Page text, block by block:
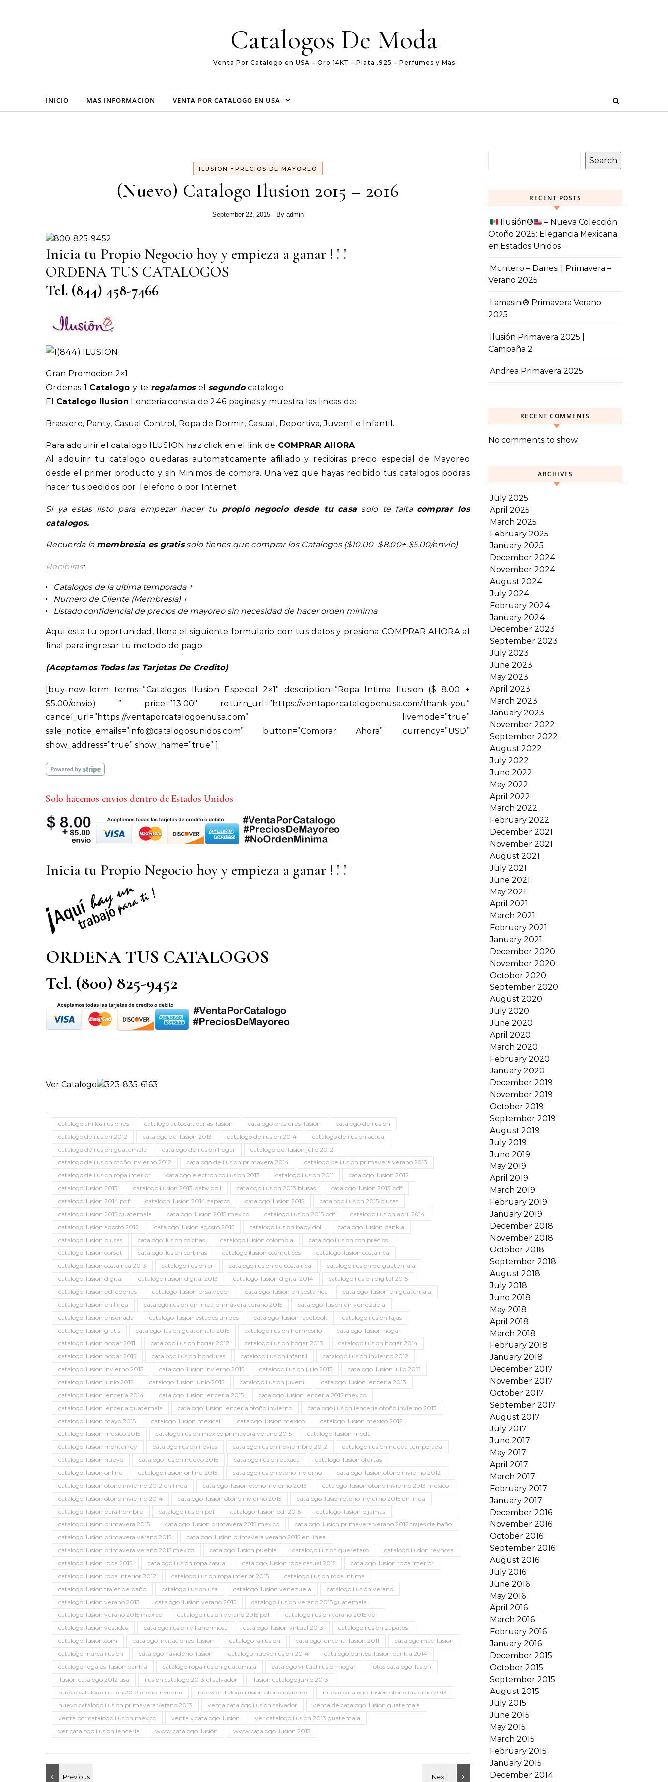
Catalogos De Moda
Venta Por Catalogo en USA – Oro 14KT – Plata .925 – Perfumes y Mas
INICIO MAS INFORMACION VENTA POR CATALOGO EN USA
ILUSION - PRECIOS DE MAYOREO
(Nuevo) Catalogo Ilusion 2015 – 2016
September 22, 2015 - By admin
Inicia tu Propio Negocio hoy y empieza a ganar ! ! !
ORDENA TUS CATALOGOS
Tel. (844) 458-7466
Gran Promocion 2×1
Ordenas 1 Catalogoy te regalamos el segundocatalogo
El Catalogo Ilusion Lenceria consta de 246 paginas y muestra las lineas de:
Brassiere, Panty, Casual Control, Ropa de Dormir, Casual, Deportiva, Juvenil e Infantil.
Para adquirir el catalogo ILUSION haz click en el link de COMPRAR AHORA
Al adquirir tu catalogo quedaras automaticamente afiliado y recibiras precio especial de Mayoreo
desde el primer producto y sin Minimos de compra. Una vez que hayas recibido tus catalogos podras
hacer tus pedidos por Telefono o por Internet.
Si ya estas listo para empezar hacer tu propio negocio desde tu casasolo te falta comprar los
catalogos.
Recuerda la membresia es gratissolo tienes que comprar los Catalogos ($10.00$8.00+ $5.00/envio)
Recibiras:
Catalogos de la ultima temporada +
Numero de Cliente (Membresia) +
Listado confidencial de precios de mayoreo sin necesidad de hacer orden minima
Aqui esta tu oportunidad, llena el siguiente formulario con tus datos y presiona COMPRAR AHORA al
final para ingresar tu metodo de pago.
(Aceptamos Todas las Tarjetas De Credito)
[buy-now-form terms=”Catalogos Ilusion Especial 2×1″ description=”Ropa Intima Ilusion ($ 8.00 +
$5.00/envio) ” price=”13.00″ return_url=”https://ventaporcatalogoenusa.com/thank-you”
cancel_url=”https://ventaporcatalogoenusa.com” livemode=”true”
sale_notice_emails=”info@catalogosunidos.com” button=”Comprar Ahora” currency=”USD”
show_address=”true” show_name=”true” ]
Solo hacemos envios dentro de Estados Unidos
Inicia tu Propio Negocio hoy y empieza a ganar ! ! !
ORDENA TUS CATALOGOS
Tel. (800) 825-9452
Ver Catalogo
catalogo anillos ilusiones catalogo autocaravanas ilusion catalogo brasieres ilusion
catalogo de ilusion
catalogo de ilusion 2012
catalogo de ilusion 2013 catalogo de ilusion 2014
catalogo de ilusion actual
catalogo de ilusion guatemala
catalogo de ilusion hogar
catalogo de ilusion julio 2012
catalogo de ilusion otoño invierno 2012
catalogo de ilusion primavera 2014
catalogo de ilusion primavera verano 2013
catalogo de ilusion ropa interior
catalogo electronico ilusion 2013 catalogo ilusion 2011
catalogo ilusion 2012
catalogo ilusion 2013
catalogo ilusion 2013 baby doll catalogo ilusion 2013 blusas
catalogo ilusion 2013 pdf
catalogo ilusion 2014 pdf
catalogo ilusion 2014 zapatos catalogo ilusion 2015
catalogo ilusion 2015 blusas
catalogo ilusion 2015 guatemala
catalogo ilusion 2015 mexico catalogo ilusion 2015 pdf
catalogo ilusion abril 2014
catalogo ilusion agosto 2012
catalogo ilusion agosto 2015 catalogo ilusion baby doll
catalogo ilusion bankia
catalogo ilusion blusas
catalogo ilusion colchas catalogo ilusion colombia
catalogo ilusion con precios
catalogo ilusion corset
catalogo ilusion cortinas catalogo ilusion cosmeticos
catalogo ilusion costa rica
catalogo ilusion costa rica 2013
catalogo ilusion cr catalogo ilusion de costa rica
catalogo ilusion de guatemala
catalogo ilusion digital
catalogo ilusion digital 2013 catalogo ilusion digital 2014
catalogo ilusion digital 2015
catalogo ilusion edredones
catalogo ilusion el salvador catalogo ilusion en costa rica
catalogo ilusion en guatemala
catalogo ilusion en linea
catalogo ilusion en linea primavera verano 2015
catalogo ilusion en venezuela
catalogo ilusion ensenada
catalogo ilusion estados unidos catalogo ilusion facebook
catalogo ilusion fajas
catalogo ilusion gratis
catalogo ilusion guatemala 2015 catalogo ilusion hermosillo
catalogo ilusion hogar
catalogo ilusion hogar 2011
catalogo ilusion hogar 2012 catalogo ilusion hogar 2013
catalogo ilusion hogar 2014
catalogo ilusion hogar 2015
catalogo ilusion honduras catalogo ilusion infantil
catalogo ilusion invierno 2012
catalogo ilusion invierno 2013
catalogo ilusion invierno 2015 catalogo ilusion julio 2013
catalogo ilusion julio 2015
catalogo ilusion junio 2012
catalogo ilusion junio 2015 catalogo ilusion juvenil
catalogo ilusion lenceria 2013
catalogo ilusion lenceria 2014
catalogo ilusion lenceria 2015
catalogo ilusion lenceria 2015 mexico
catalogo ilusion lenceria guatemala
catalogo ilusion lenceria otoño invierno
catalogo ilusion lenceria otoño invierno 2013
catalogo ilusion mayo 2015
catalogo ilusion mexicali catalogo ilusion mexico
catalogo ilusion mexico 2012
catalogo ilusion mexico 2015
catalogo ilusion mexico primavera verano 2015
catalogo ilusion moda
catalogo ilusion monterrey
catalogo ilusion novias catalogo ilusion noviembre 2012
catalogo ilusion nueva temporada
catalogo ilusion nuevo
catalogo ilusion nuevo 2015 catalogo ilusion oaxaca
catalogo ilusion ofertas
catalogo ilusion online
catalogo ilusion online 2015 catalogo ilusion otoño invierno
catalogo ilusion otoño invierno 2012
catalogo ilusion otoño invierno 2012 en linea
catalogo ilusion otoño invierno 2013
catalogo ilusion otoño invierno 2013 mexico
catalogo ilusion otoño invierno 2014
catalogo ilusion otoño invierno 2015
catalogo ilusion otoño invierno 2015 en linea
catalogo ilusion para hombre
catalogo ilusion pdf catalogo ilusion pdf 2015
catalogo ilusion pijamas
catalogo ilusion primavera 2015
catalogo ilusion primavera 2015 mexico
catalogo ilusion primavera verano 2012 trajes de baño
catalogo ilusion primavera verano 2015
catalogo ilusion primavera verano 2015 en linea
catalogo ilusion primavera verano 2015 mexico
catalogo ilusion puebla catalogo ilusion queretaro
catalogo ilusion reynosa
catalogo ilusion ropa 2015
catalogo ilusion ropa casual catalogo ilusion ropa casual 2015
catalogo ilusion ropa interior
catalogo ilusion ropa interior 2012
catalogo ilusion ropa interior 2015
catalogo ilusion ropa intima
catalogo ilusion trajes de baño
catalogo ilusion usa catalogo ilusion venezuela
catálogo ilusión verano
catalogo ilusion verano 2013
catalogo ilusion verano 2015
catalogo ilusion verano 2015 guatemala
catalogo ilusion verano 2015 mexico
catalogo ilusion verano 2015 pdf
catalogo ilusion verano 2015 ver
catalogo ilusion vestidos
catalogo ilusion villahermosa catalogo ilusion virtual 2013
catalogo ilusion zapatos
catalogo ilusion.com
catalogo invitaciones ilusion catalogo la ilusion catalogo lenceria ilusion 2011
catalogo mac ilusion
catalogo marca ilusion
catalogo navideño ilusion catalogo nuevo ilusion 2014
catalogo puntos ilusion bankia 2014
catalogo regalos ilusion bankia
catalogo ropa ilusion guatemala catalogo virtual ilusion hogar
fotos catalogo ilusion
ilusion catalogo 2012 usa
ilusion catalogo 2013 el salvador
ilusion catalogo junio 2013
nuevo catalogo ilusion 2012 otoño invierno
nuevo catalogo ilusion otoño invierno
nuevo catalogo ilusion otoño invierno 2013
nuevo catalogo ilusion primavera verano 2013
venta catalogo ilusion salvador
venta de catalogo ilusion guatemala
venta por catalogo ilusion mexico
venta x catalogo ilusion
ver catalogo ilusion 2013 guatemala
ver catalogo ilusion lenceria
www.catalogo ilusión www.catalogo ilusion 2013
Search
RECENT POSTS
Ilusión®️
– Nueva Colección
Otoño 2025: Elegancia Mexicana
en Estados Unidos
Montero – Danesi | Primavera –
Verano 2025
Lamasini® Primavera Verano
2025
Ilusión Primavera 2025 |
Campaña 2
Andrea Primavera 2025
RECENT COMMENTS
No comments to show.
ARCHIVES
July 2025
April 2025
March 2025
February 2025
January 2025
December 2024
November 2024
August 2024
July 2024
February 2024
January 2024
December 2023
September 2023
July 2023
June 2023
May 2023
April 2023
March 2023
January 2023
November 2022
September 2022
August 2022
July 2022
June 2022
May 2022
April 2022
March 2022
February 2022
December 2021
November 2021
August 2021
July 2021
June 2021
May 2021
April 2021
March 2021
February 2021
January 2021
December 2020
November 2020
October 2020
September 2020
August 2020
July 2020
June 2020
April 2020
March 2020
February 2020
January 2020
December 2019
November 2019
October 2019
September 2019
August 2019
July 2019
June 2019
May 2019
April 2019
March 2019
February 2019
January 2019
December 2018
November 2018
October 2018
September 2018
August 2018
July 2018
June 2018
May 2018
April 2018
March 2018
February 2018
January 2018
December 2017
November 2017
October 2017
September 2017
August 2017
July 2017
June 2017
May 2017
April 2017
March 2017
February 2017
January 2017
December 2016
November 2016
October 2016
September 2016
August 2016
July 2016
June 2016
May 2016
April 2016
March 2016
February 2016
January 2016
December 2015
October 2015
September 2015
August 2015
July 2015
June 2015
May 2015
March 2015
February 2015
January 2015
December 2014